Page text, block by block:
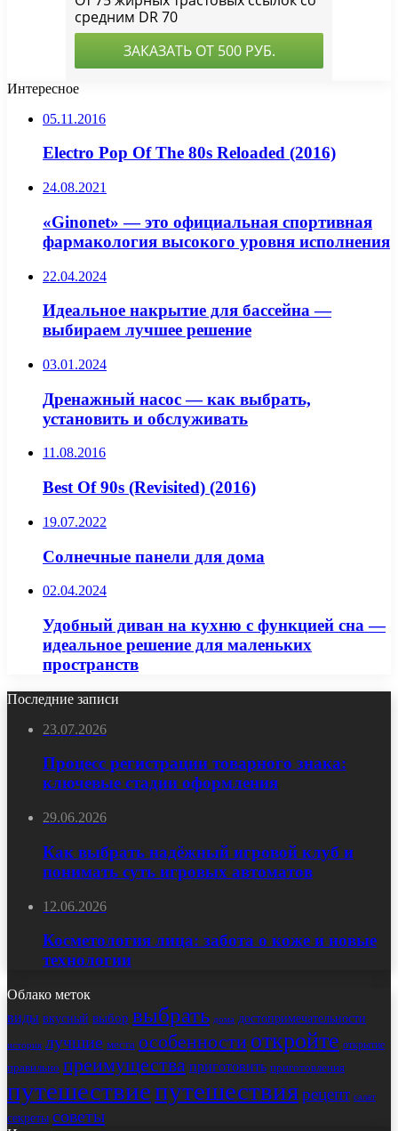
Интересное
05.11.2016
Electro Pop Of The 80s Reloaded (2016)
24.08.2021
«Ginonet» — это официальная спортивная
фармакология высокого уровня исполнения
22.04.2024
Идеальное накрытие для бассейна —
выбираем лучшее решение
03.01.2024
Дренажный насос — как выбрать,
установить и обслуживать
11.08.2016
Best Of 90s (Revisited) (2016)
19.07.2022
Солнечные панели для дома
02.04.2024
Удобный диван на кухню с функцией сна —
идеальное решение для маленьких
пространств
Последние записи
23.07.2026
Процесс регистрации товарного знака:
ключевые стадии оформления
29.06.2026
Как выбрать надёжный игровой клуб и
понимать суть игровых автоматов
12.06.2026
Косметология лица: забота о коже и новые
технологии
Облако меток
виды вкусный выбор выбрать дома достопримечательности
история лучшие места особенности откройте открытие
правильно преимущества приготовить приготовления
путешествиепутешествиярецепт салат
секреты советы